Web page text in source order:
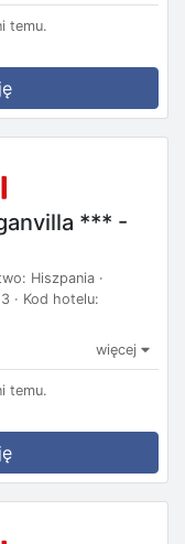
temu.
*** -
Hiszpania ·
· Kod hotelu:
więcej
temu.